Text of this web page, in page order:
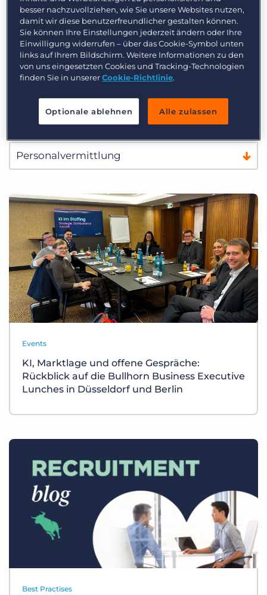
können.
Events
KI, Marktlage und offene Gespräche:
Rückblick auf die Bullhorn Business Executive
Lunches in Düsseldorf und Berlin
Best Practises
besser nachzuvollziehen, wie Sie unsere Websites nutzen,
damit wir diese benutzerfreundlicher gestalten können.
Sie können Ihre Einstellungen jederzeit ändern oder Ihre
Einwilligung widerrufen – über das Cookie-Symbol unten
links auf Ihrem Bildschirm. Weitere Informationen zu den
von uns eingesetzten Cookies und Tracking-Technologien
finden Sie in unsererCookie-Richtlinie.
Optionale ablehnen Alle zulassen